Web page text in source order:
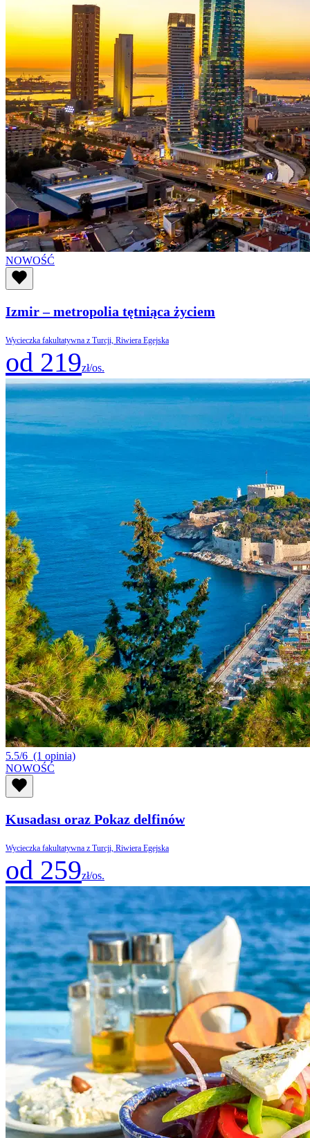
NOWOŚĆ
Izmir – metropolia tętniąca życiem
Wycieczka fakultatywna z Turcji, Riwiera Egejska
od 219zł/os.
5.5/6 (1 opinia)
NOWOŚĆ
Kusadası oraz Pokaz delfinów
Wycieczka fakultatywna z Turcji, Riwiera Egejska
od 259zł/os.